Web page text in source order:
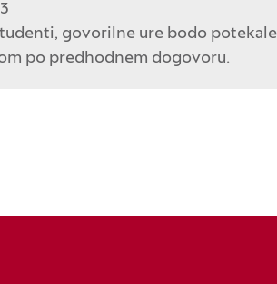
govorilne ure bodo
po predhodnem dogovoru.